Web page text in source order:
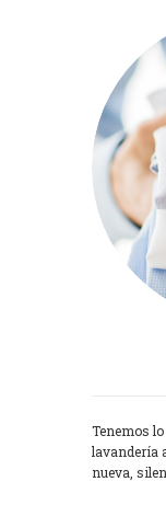
Tenemos
lavandería
nueva,